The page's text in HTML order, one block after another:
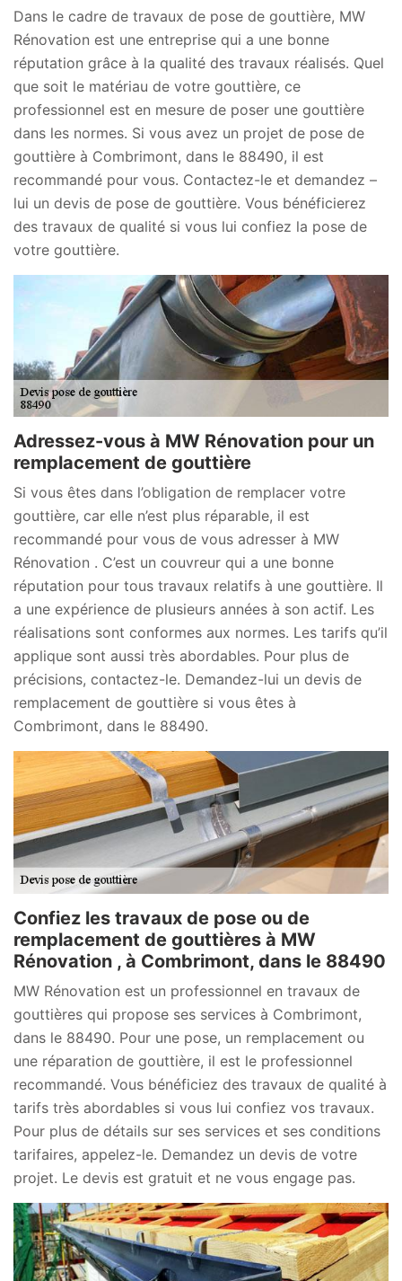
Dans le cadre de travaux de pose de gouttière, MW
Rénovation est une entreprise qui a une bonne
réputation grâce à la qualité des travaux réalisés. Quel
que soit le matériau de votre gouttière, ce
professionnel est en mesure de poser une gouttière
dans les normes. Si vous avez un projet de pose de
gouttière à Combrimont, dans le 88490, il est
recommandé pour vous. Contactez-le et demandez –
lui un devis de pose de gouttière. Vous bénéficierez
des travaux de qualité si vous lui confiez la pose de
votre gouttière.
Adressez-vous à MW Rénovation pour un
remplacement de gouttière
Si vous êtes dans l’obligation de remplacer votre
gouttière, car elle n’est plus réparable, il est
recommandé pour vous de vous adresser à MW
Rénovation . C’est un couvreur qui a une bonne
réputation pour tous travaux relatifs à une gouttière. Il
a une expérience de plusieurs années à son actif. Les
réalisations sont conformes aux normes. Les tarifs qu’il
applique sont aussi très abordables. Pour plus de
précisions, contactez-le. Demandez-lui un devis de
remplacement de gouttière si vous êtes à
Combrimont, dans le 88490.
Confiez les travaux de pose ou de
remplacement de gouttières à MW
Rénovation , à Combrimont, dans le 88490
MW Rénovation est un professionnel en travaux de
gouttières qui propose ses services à Combrimont,
dans le 88490. Pour une pose, un remplacement ou
une réparation de gouttière, il est le professionnel
recommandé. Vous bénéficiez des travaux de qualité à
tarifs très abordables si vous lui confiez vos travaux.
Pour plus de détails sur ses services et ses conditions
tarifaires, appelez-le. Demandez un devis de votre
projet. Le devis est gratuit et ne vous engage pas.